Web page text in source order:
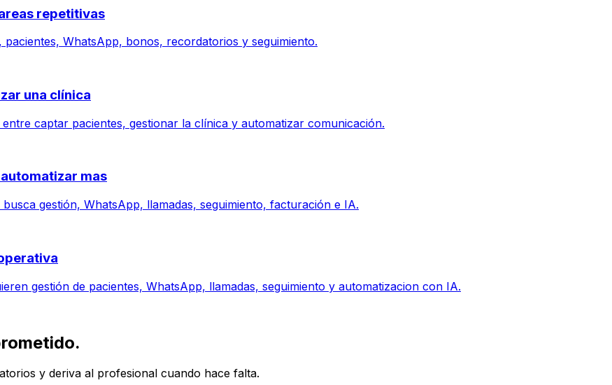
repetitivas
WhatsApp, bonos, recordatorios y seguimiento.
una clínica
captar pacientes, gestionar la clínica y automatizar comunicación.
mas
gestión, WhatsApp, llamadas, seguimiento, facturación e IA.
gestión de pacientes, WhatsApp, llamadas, seguimiento y automatizacion con IA.
y deriva al profesional cuando hace falta.